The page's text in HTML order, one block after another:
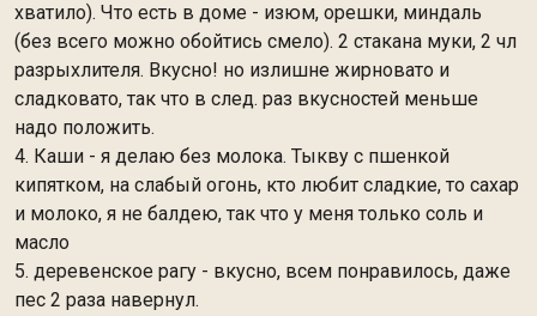
хватило). Что есть в доме - изюм, орешки, миндаль
(без всего можно обойтись смело). 2 стакана муки, 2 чл
разрыхлителя. Вкусно! но излишне жирновато и
сладковато, так что в след. раз вкусностей меньше
надо положить.
4. Каши - я делаю без молока. Тыкву с пшенкой
кипятком, на слабый огонь, кто любит сладкие, то сахар
и молоко, я не балдею, так что у меня только соль и
масло
5. деревенское рагу - вкусно, всем понравилось, даже
пес 2 раза навернул.